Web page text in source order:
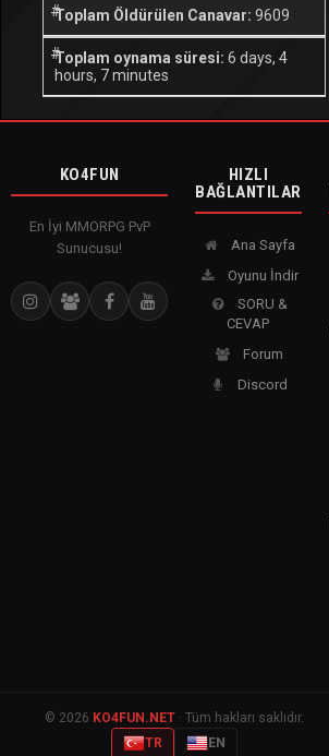
Toplam Öldürülen Canavar: 9609
Toplam oynama süresi: 6 days, 4
hours, 7 minutes
KO4FUN
En İyi MMORPG PvP
Sunucusu!
HIZLI
BAĞLANTILAR
Ana Sayfa
Oyunu İndir
SORU &
CEVAP
Forum
Discord
© 2026 KO4FUN.NET · Tüm hakları saklıdır.
TR
EN